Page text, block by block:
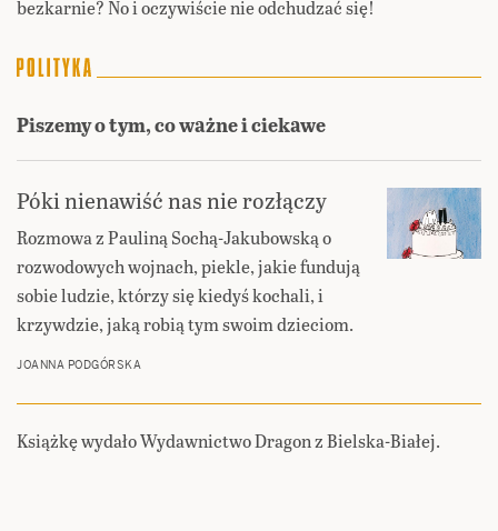
bezkarnie? No i oczywiście nie odchudzać się!
Piszemy o tym, co ważne i ciekawe
Póki nienawiść nas nie rozłączy
Rozmowa z Pauliną Sochą-Jakubowską o
rozwodowych wojnach, piekle, jakie fundują
sobie ludzie, którzy się kiedyś kochali, i
krzywdzie, jaką robią tym swoim dzieciom.
JOANNA PODGÓRSKA
Książkę wydało Wydawnictwo Dragon z Bielska-Białej.